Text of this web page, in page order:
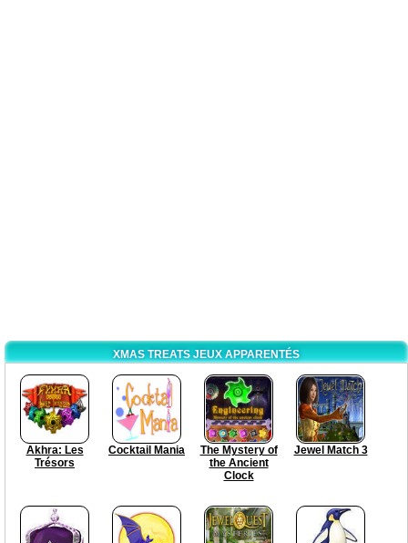
XMAS TREATS JEUX APPARENTÉS
Akhra: Les
Trésors
Cocktail Mania
The Mystery of
the Ancient
Clock
Jewel Match 3